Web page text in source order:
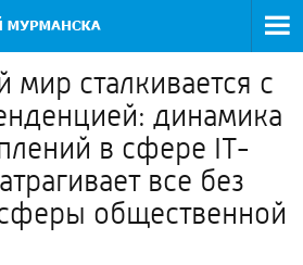
сталкивается с
динамика
в сфере IT-
все без
общественной